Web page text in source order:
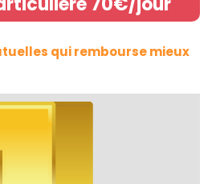
qui rembourse mieux